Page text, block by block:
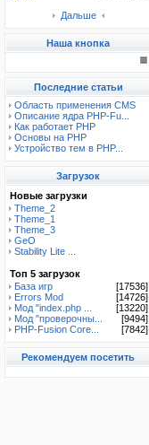
Дальше
Наша кнопка
Последние статьи
Область применения CMS
Описание ядра PHP-Fu...
Как работает PHP
Основы на PHP
Устройство тем в PHP...
Загрузок
Новые загрузки
Theme_2
Theme_1
Theme_3
GeO
Stability Lite ...
Топ 5 загрузок
База игр
[17536]
Errors Mod
[14726]
Мод "index.php ...
[13220]
Мод "проверочны...
[9494]
PHP-Fusion Core...
[7842]
Рекомендуем посетить